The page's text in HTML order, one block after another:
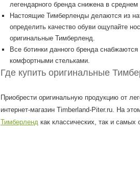
легендарного бренда снижена в среднем
Настоящие Тимберленды делаются из
определить качество обуви ощупайте
оригинальные Тимберленд.
Все ботинки данного бренда
комфортными стельками.
Где купить оригинальные
Приобрести оригинальную продукцию от
интернет-магазин Timberland-Piter.ru. На
Тимберлендкак классических, так и самых